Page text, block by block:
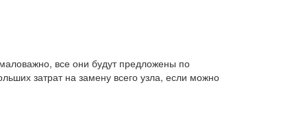
все они будут предложены по
затрат на замену всего узла, если можно